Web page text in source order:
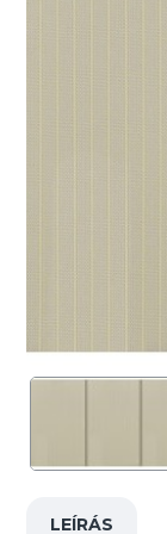
LEÍRÁS